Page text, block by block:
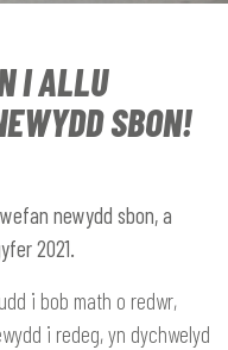
I ALLU
SBON!
newydd sbon, a
2021.
i bob math o redwr,
i redeg, yn dychwelyd